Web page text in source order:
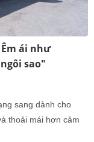
Êm ái như
sao"
sang dành cho
thoải mái hơn cảm